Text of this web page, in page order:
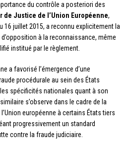
du contrôle a posteriori des
de Justice de l’Union Européenne,
16 juillet 2015, a reconnu explicitement la
à la reconnaissance, même
institué par le règlement.
a favorisé l’émergence d’une
procédurale au sein des États
spécificités nationales quant à son
s’observe dans le cadre de la
l’Union européenne à certains États tiers
progressivement un standard
contre la fraude judiciaire.